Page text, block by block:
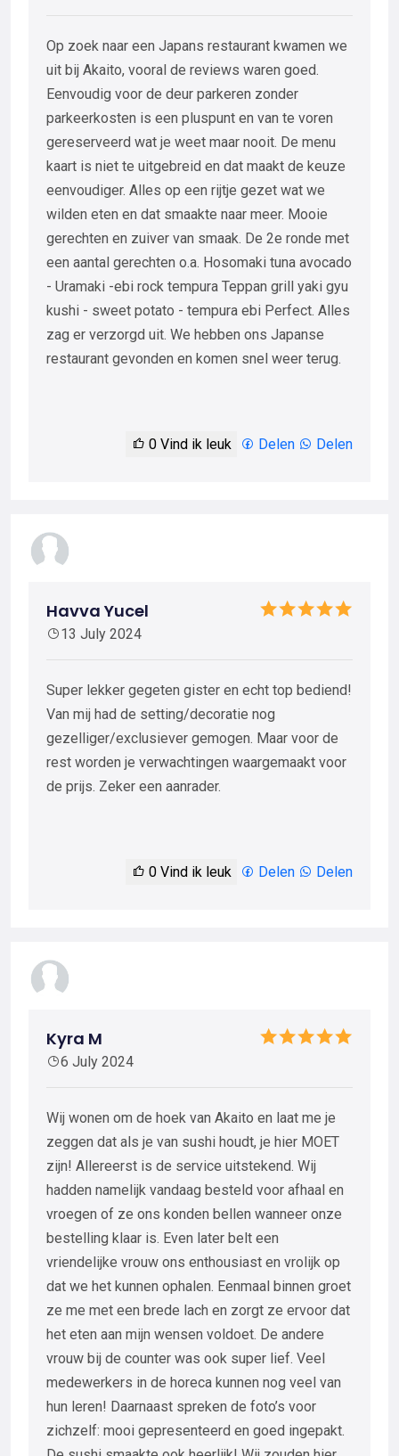
Op zoek naar een Japans restaurant kwamen we
uit bij Akaito, vooral de reviews waren goed.
Eenvoudig voor de deur parkeren zonder
parkeerkosten is een pluspunt en van te voren
gereserveerd wat je weet maar nooit. De menu
kaart is niet te uitgebreid en dat maakt de keuze
eenvoudiger. Alles op een rijtje gezet wat we
wilden eten en dat smaakte naar meer. Mooie
gerechten en zuiver van smaak. De 2e ronde met
een aantal gerechten o.a. Hosomaki tuna avocado
- Uramaki -ebi rock tempura Teppan grill yaki gyu
kushi - sweet potato - tempura ebi Perfect. Alles
zag er verzorgd uit. We hebben ons Japanse
restaurant gevonden en komen snel weer terug.
0 Vind ik leuk Delen Delen
Havva Yucel
13 July 2024
Super lekker gegeten gister en echt top bediend!
Van mij had de setting/decoratie nog
gezelliger/exclusiever gemogen. Maar voor de
rest worden je verwachtingen waargemaakt voor
de prijs. Zeker een aanrader.
0 Vind ik leuk Delen Delen
Kyra M
6 July 2024
Wij wonen om de hoek van Akaito en laat me je
zeggen dat als je van sushi houdt, je hier MOET
zijn! Allereerst is de service uitstekend. Wij
hadden namelijk vandaag besteld voor afhaal en
vroegen of ze ons konden bellen wanneer onze
bestelling klaar is. Even later belt een
vriendelijke vrouw ons enthousiast en vrolijk op
dat we het kunnen ophalen. Eenmaal binnen groet
ze me met een brede lach en zorgt ze ervoor dat
het eten aan mijn wensen voldoet. De andere
vrouw bij de counter was ook super lief. Veel
medewerkers in de horeca kunnen nog veel van
hun leren! Daarnaast spreken de foto’s voor
zichzelf: mooi gepresenteerd en goed ingepakt.